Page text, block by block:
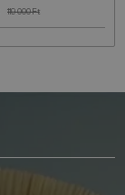
119 000 Ft